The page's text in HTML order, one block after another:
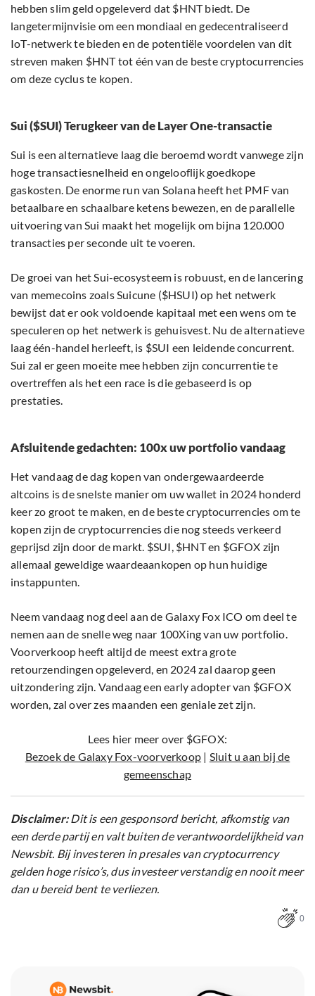
hebben slim geld opgeleverd dat $HNT biedt. De
langetermijnvisie om een mondiaal en gedecentraliseerd
IoT-netwerk te bieden en de potentiële voordelen van dit
streven maken $HNT tot één van de beste cryptocurrencies
om deze cyclus te kopen.
Sui ($SUI) Terugkeer van de Layer One-transactie
Sui is een alternatieve laag die beroemd wordt vanwege zijn
hoge transactiesnelheid en ongelooflijk goedkope
gaskosten. De enorme run van Solana heeft het PMF van
betaalbare en schaalbare ketens bewezen, en de parallelle
uitvoering van Sui maakt het mogelijk om bijna 120.000
transacties per seconde uit te voeren.
De groei van het Sui-ecosysteem is robuust, en de lancering
van memecoins zoals Suicune ($HSUI) op het netwerk
bewijst dat er ook voldoende kapitaal met een wens om te
speculeren op het netwerk is gehuisvest. Nu de alternatieve
laag één-handel herleeft, is $SUI een leidende concurrent.
Sui zal er geen moeite mee hebben zijn concurrentie te
overtreffen als het een race is die gebaseerd is op
prestaties.
Afsluitende gedachten: 100x uw portfolio vandaag
Het vandaag de dag kopen van ondergewaardeerde
altcoins is de snelste manier om uw wallet in 2024 honderd
keer zo groot te maken, en de beste cryptocurrencies om te
kopen zijn de cryptocurrencies die nog steeds verkeerd
geprijsd zijn door de markt. $SUI, $HNT en $GFOX zijn
allemaal geweldige waardeaankopen op hun huidige
instappunten.
Neem vandaag nog deel aan de Galaxy Fox ICO om deel te
nemen aan de snelle weg naar 100Xing van uw portfolio.
Voorverkoop heeft altijd de meest extra grote
retourzendingen opgeleverd, en 2024 zal daarop geen
uitzondering zijn. Vandaag een early adopter van $GFOX
worden, zal over zes maanden een geniale zet zijn.
Lees hier meer over $GFOX:
Bezoek de Galaxy Fox-voorverkoop | Sluit u aan bij de
gemeenschap
Disclaimer:Dit is een gesponsord bericht, afkomstig van
een derde partij en valt buiten de verantwoordelijkheid van
Newsbit. Bij investeren in presales van cryptocurrency
gelden hoge risico’s, dus investeer verstandig en nooit meer
dan u bereid bent te verliezen.
0